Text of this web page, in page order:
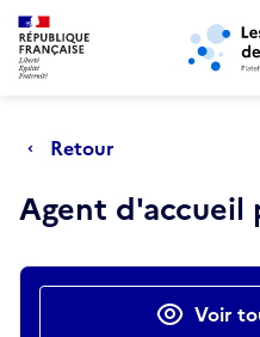
Aller au menu principal Aller
Retour
Agent d'accueil
Actions rapides
Voir
Retour au début de la page
Panneau de gestion des